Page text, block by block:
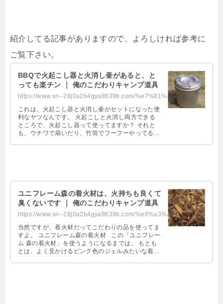
紹介してる記事がありますので、よろしければ参考に
ご覧下さい。
BBQで火起こし器と火消し壷があると、と
っても楽チン ｜ 俺のこだわりキャンプ道具
https://www.xn--28j0a2b4gya8639b.com/%e7%81%ab%e8%b5%b7%e3%81%93%e3%81%97%e5%...
これは、火起こし器と火消し壷がセットになった便
利なヤツなんです。 火起こしと火消し両方できる
ところで、火起こし器って使ってますか？ それと
も、ウチワで扇いだり、竹筒でフーフーやってるの
ユニフレーム森の着火材は、火持ちも良くて
臭くないです ｜ 俺のこだわりキャンプ道具
https://www.xn--28j0a2b4gya8639b.com/%e6%a3%ae%e3%81%ae%e7%9d%80%e7%81%ab%e6%...
当然ですが、着火材だってこだわりの品を使ってま
すよ。 ユニフレーム森の着火材 この「ユニフレー
ム 森の着火材」を使うようになるまでは、 もとも
とは、よく見かけるピンク色のジェルみたいな着火